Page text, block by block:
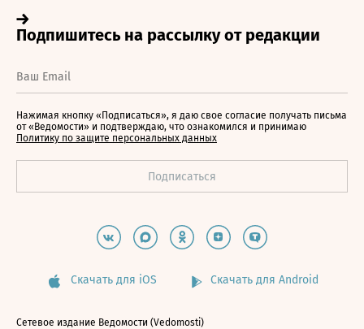
Нажимая кнопку «Подписаться», я даю свое согласие получать письма
от «Ведомости» и подтверждаю, что ознакомился и принимаю
Политику по защите персональных данных
Скачать для iOS Скачать для Android
Сетевое издание Ведомости (Vedomosti)